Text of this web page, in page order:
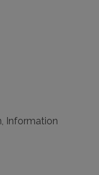
Information